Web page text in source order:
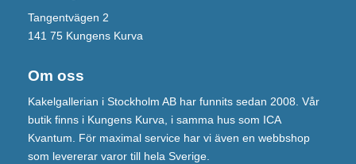
Tangentvägen 2
141 75 Kungens Kurva
Om oss
Kakelgallerian i Stockholm AB har funnits sedan 2008. Vår
butik finns i Kungens Kurva, i samma hus som ICA
Kvantum. För maximal service har vi även en webbshop
som levererar varor till hela Sverige.